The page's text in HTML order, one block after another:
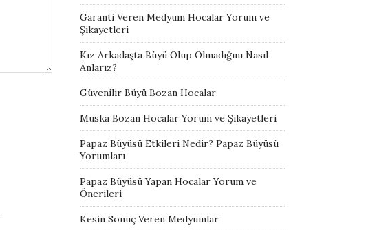
Garanti Veren Medyum Hocalar Yorum ve
Şikayetleri
Kız Arkadaşta Büyü Olup Olmadığını Nasıl
Anlarız?
Güvenilir Büyü Bozan Hocalar
Muska Bozan Hocalar Yorum ve Şikayetleri
Papaz Büyüsü Etkileri Nedir? Papaz Büyüsü
Yorumları
Papaz Büyüsü Yapan Hocalar Yorum ve
Önerileri
Kesin Sonuç Veren Medyumlar